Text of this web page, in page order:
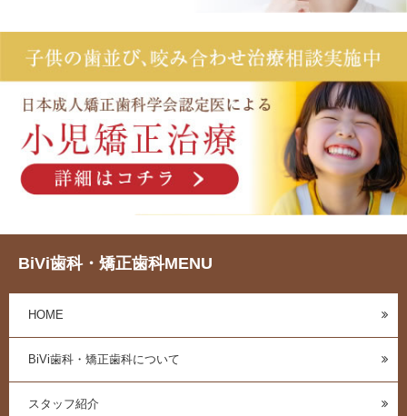
BiVi歯科・矯正歯科MENU
HOME
BiVi歯科・矯正歯科について
スタッフ紹介